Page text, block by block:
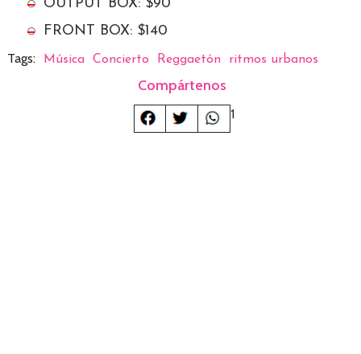
OUTPUT BOX: $90
FRONT BOX: $140
Tags:
Música Concierto Reggaetón ritmos urbanos
Compártenos
1